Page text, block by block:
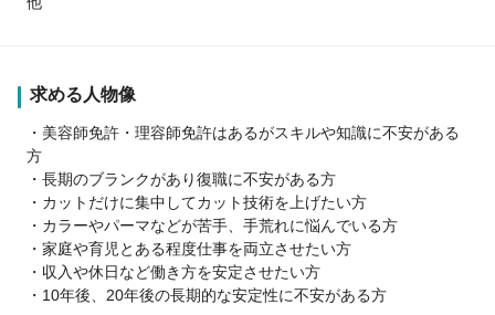
求める人物像
・美容師免許・理容師免許はあるがスキルや知識に不安がある
方
・長期のブランクがあり復職に不安がある方
・カットだけに集中してカット技術を上げたい方
・カラーやパーマなどが苦手、手荒れに悩んでいる方
・家庭や育児とある程度仕事を両立させたい方
・収入や休日など働き方を安定させたい方
・10年後、20年後の長期的な安定性に不安がある方